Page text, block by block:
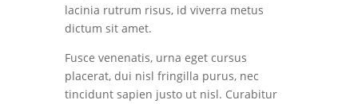
lacinia rutrum risus, id viverra metus
dictum sit amet.
Fusce venenatis, urna eget cursus
placerat, dui nisl fringilla purus, nec
tincidunt sapien justo ut nisl. Curabitur